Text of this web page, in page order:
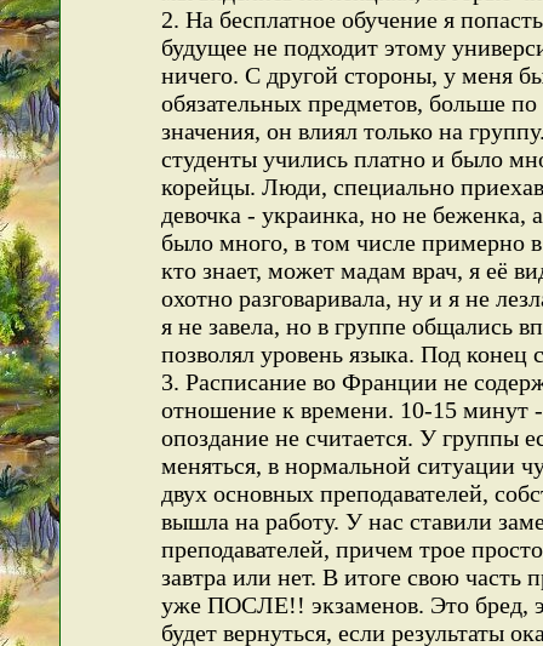
2. На бесплатное обучение я
будущее не подходит этому
ничего. С другой стороны, у меня
обязательных предметов, больше
значения, он влиял только на
студенты учились платно и было
корейцы. Люди, специально
девочка - украинка, но не беженка,
было много, в том числе примерно
кто знает, может мадам врач, я её
охотно разговаривала, ну и я не
я не завела, но в группе общались
позволял уровень языка. Под конец
3. Расписание во Франции не
отношение к времени. 10-15 минут
опоздание не считается. У группы
меняться, в нормальной ситуации
двух основных преподавателей,
вышла на работу. У нас ставили
преподавателей, причем трое
завтра или нет. В итоге свою
уже ПОСЛЕ!! экзаменов. Это бред,
будет вернуться, если результаты